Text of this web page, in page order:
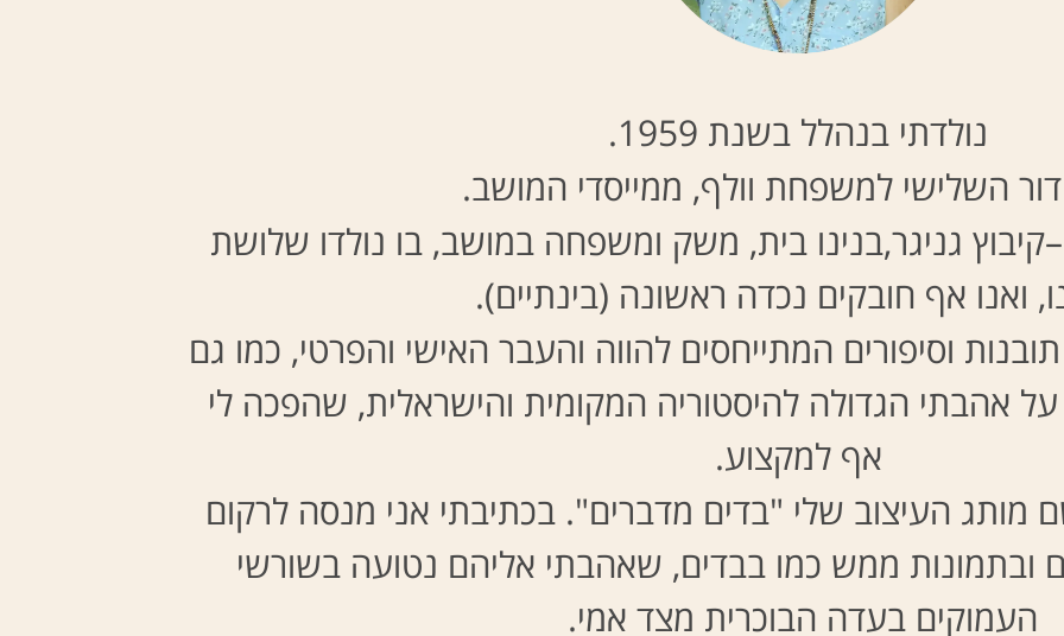
נולדתי בנהלל בשנת 1959.
השלישי למשפחת וולף, ממייסדי המושב.
–קיבוץ גניגר,בנינו בית, משק ומשפחה במושב, בו נולדו שלושת
ואנו אף חובקים נכדה ראשונה (בינתיים).
וסיפורים המתייחסים להווה והעבר האישי והפרטי, כמו גם
על אהבתי הגדולה להיסטוריה המקומית והישראלית, שהפכה לי
אף למקצוע.
מותג העיצוב שלי "בדים מדברים". בכתיבתי אני מנסה לרקום
ובתמונות ממש כמו בבדים, שאהבתי אליהם נטועה בשורשי
העמוקים בעדה הבוכרית מצד אמי.